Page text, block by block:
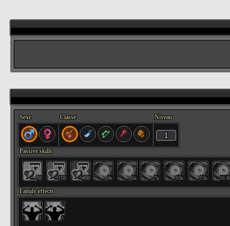
Sexe Classe Niveau
Passive skills
50 150 400 4k 6k 7k 10k 13k
Family effects
1 1